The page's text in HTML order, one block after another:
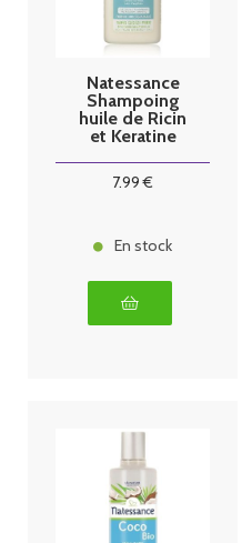
Natessance
Shampoing
huile de Ricin
et Keratine
7.99 €
En stock